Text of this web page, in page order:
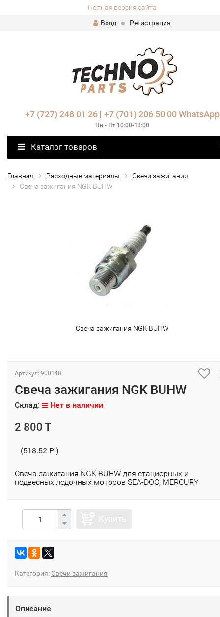
Полная версия сайта
Вход
Регистрация
+7 (727) 248 01 26| +7 (701) 206 50 00 WhatsApp
Пн - Пт 10:00-19:00
Каталог товаров
Главная Расходные материалы
Свечи зажигания
Свеча зажигания NGK BUHW
Свеча зажигания NGK BUHW
Артикул: 900148
Свеча зажигания NGK BUHW
Склад: Нет в наличии
2 800 T
(518.52 P )
Свеча зажигания NGK BUHW для стациорных и
подвесных лодочных моторов SEA-DOO, MERCURY
Категория: Свечи зажигания
Описание